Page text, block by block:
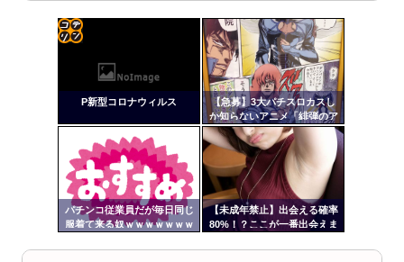
【ヤバ杉】日本の無車検車「実は俺たち20万台も走って
ますｗ」←これどうす...
【閲覧注意】俺が近くにいると機械が壊れるんだけどさ
【画像】ペプシコーラ社、「こういうのでいいんだよ」
な新商品を発売
Powered by livedoor 相互RSS
P新型コロナウィルス
【急募】3大パチスロカスし
か知らないアニメ「緋弾のア
リア」「百花繚乱サムライガ
ールズ」
パチンコ従業員だが毎日同じ
服着て来る奴ｗｗｗｗｗｗｗ
【未成年禁止】出会える確率
80%！？ここが一番出会えま
ンク
自動
更新
ツー